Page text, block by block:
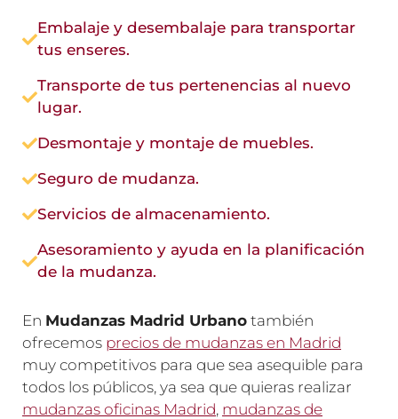
Embalaje y desembalaje para transportar
tus enseres.
Transporte de tus pertenencias al nuevo
lugar.
Desmontaje y montaje de muebles.
Seguro de mudanza.
Servicios de almacenamiento.
Asesoramiento y ayuda en la planificación
de la mudanza.
En Mudanzas Madrid Urbano también
ofrecemos precios de mudanzas en Madrid
muy competitivos para que sea asequible para
todos los públicos, ya sea que quieras realizar
mudanzas oficinas Madrid, mudanzas de